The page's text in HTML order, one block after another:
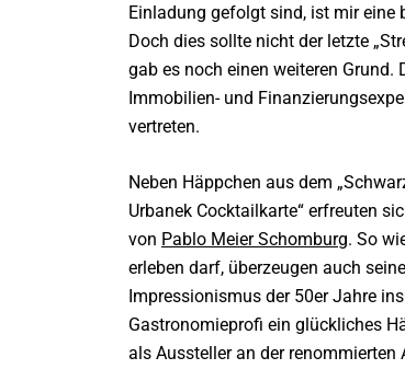
Einladung gefolgt sind, ist mir eine
Doch dies sollte nicht der letzte
gab es noch einen weiteren Grund.
Immobilien- und
vertreten.
Neben Häppchen aus dem
Urbanek Cocktailkarte“ erfreuten
von Pablo Meier Schomburg. So
erleben darf, überzeugen auch
Impressionismus der 50er Jahre
Gastronomieprofi ein glückliches
als Aussteller an der renommierten